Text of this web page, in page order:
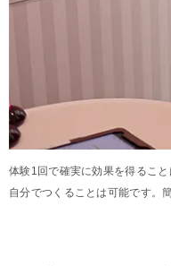
体験1回で確実に効果を得るこ
自分でつくることは可能です。